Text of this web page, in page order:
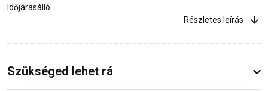
Időjárásálló
Részletes leírás
Szükséged lehet rá